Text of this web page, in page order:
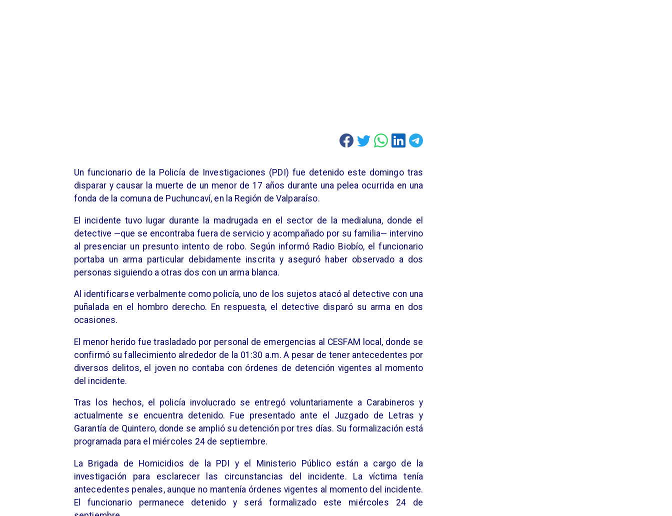
Un funcionario de la Policía de Investigaciones (PDI) fue detenido este domingo tras
disparar y causar la muerte de un menor de 17 años durante una pelea ocurrida en una
fonda de la comuna de Puchuncaví, en la Región de Valparaíso.
El incidente tuvo lugar durante la madrugada en el sector de la medialuna, donde el
detective —que se encontraba fuera de servicio y acompañado por su familia— intervino
al presenciar un presunto intento de robo. Según informó Radio Biobío, el funcionario
portaba un arma particular debidamente inscrita y aseguró haber observado a dos
personas siguiendo a otras dos con un arma blanca.
Al identificarse verbalmente como policía, uno de los sujetos atacó al detective con una
puñalada en el hombro derecho. En respuesta, el detective disparó su arma en dos
ocasiones.
El menor herido fue trasladado por personal de emergencias al CESFAM local, donde se
confirmó su fallecimiento alrededor de la 01:30 a.m. A pesar de tener antecedentes por
diversos delitos, el joven no contaba con órdenes de detención vigentes al momento
del incidente.
Tras los hechos, el policía involucrado se entregó voluntariamente a Carabineros y
actualmente se encuentra detenido. Fue presentado ante el Juzgado de Letras y
Garantía de Quintero, donde se amplió su detención por tres días. Su formalización está
programada para el miércoles 24 de septiembre.
La Brigada de Homicidios de la PDI y el Ministerio Público están a cargo de la
investigación para esclarecer las circunstancias del incidente. La víctima tenía
antecedentes penales, aunque no mantenía órdenes vigentes al momento del incidente.
El funcionario permanece detenido y será formalizado este miércoles 24 de